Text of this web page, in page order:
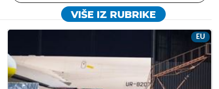
VIŠE IZ RUBRIKE
EU